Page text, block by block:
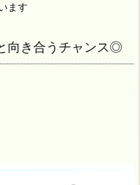
ます
向き合うチャンス◎